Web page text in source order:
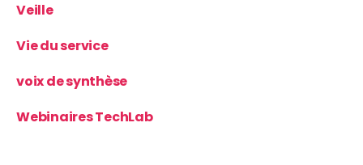
Veille
Vie du service
voix de synthèse
Webinaires TechLab